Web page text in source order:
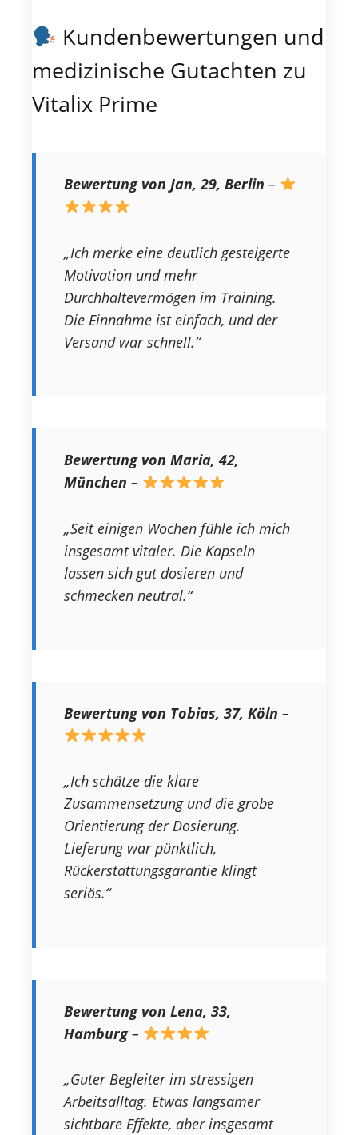
Kundenbewertungen und
medizinische Gutachten zu
Vitalix Prime
Bewertung von Jan, 29, Berlin –
„Ich merke eine deutlich gesteigerte
Motivation und mehr
Durchhaltevermögen im Training.
Die Einnahme ist einfach, und der
Versand war schnell.“
Bewertung von Maria, 42,
München –
„Seit einigen Wochen fühle ich mich
insgesamt vitaler. Die Kapseln
lassen sich gut dosieren und
schmecken neutral.“
Bewertung von Tobias, 37, Köln –
„Ich schätze die klare
Zusammensetzung und die grobe
Orientierung der Dosierung.
Lieferung war pünktlich,
Rückerstattungsgarantie klingt
seriös.“
Bewertung von Lena, 33,
Hamburg–
„Guter Begleiter im stressigen
Arbeitsalltag. Etwas langsamer
sichtbare Effekte, aber insgesamt